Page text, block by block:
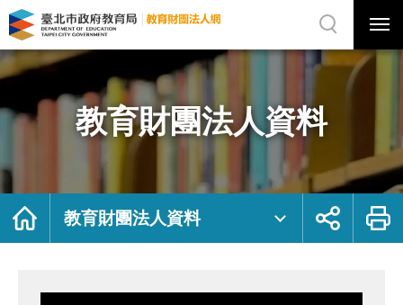
教
育
團
資
料
府
局
法
網
站
選
選
單
關
網
站
尋
教育財團法人資料
首
教育財團法人資料
展
鈕
列